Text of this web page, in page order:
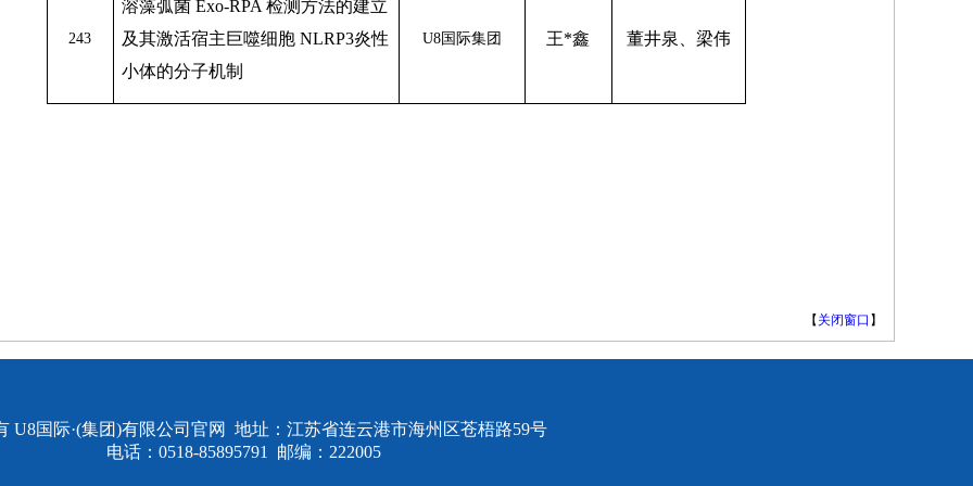
243
溶藻弧菌Exo-RPA 检测方法的建立
及其激活宿主巨噬细胞NLRP3炎性
小体的分子机制
U8国际集团 王*鑫 董井泉、梁伟
【关闭窗口 】
U8国际·(集团)有限公司官网 地址：江苏省连云港市海州区苍梧路59号
电话：0518-85895791 邮编：222005